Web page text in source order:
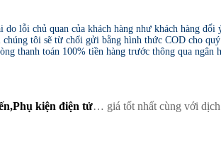
lỗi chủ quan của khách hàng như khách hàng đổi
tôi sẽ từ chối gửi bằng hình thức COD cho
thanh toán 100% tiền hàng trước thông qua ngân
kiện điện tử… giá tốt nhất cùng với